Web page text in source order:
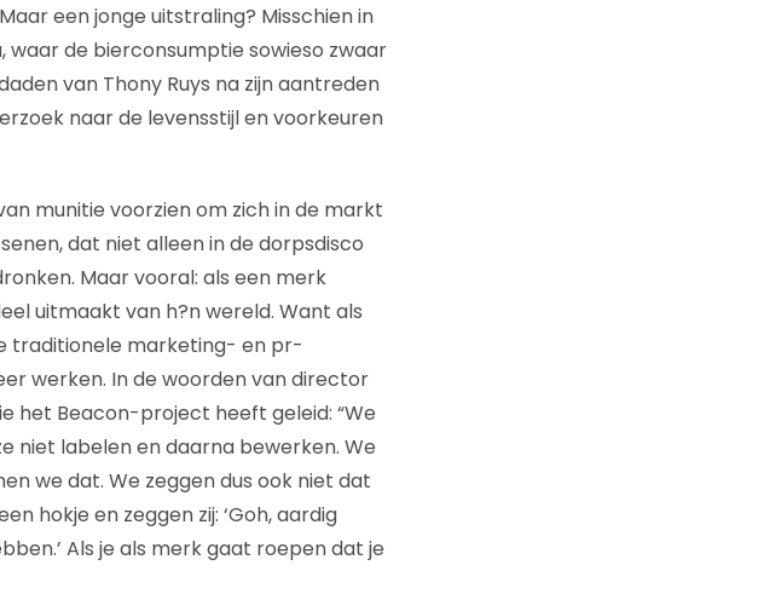
een jonge uitstraling? Misschien in
de bierconsumptie sowieso zwaar
van Thony Ruys na zijn aantreden
naar de levensstijl en voorkeuren
munitie voorzien om zich in de markt
dat niet alleen in de dorpsdisco
Maar vooral: als een merk
uitmaakt van h?n wereld. Want als
traditionele marketing- en pr-
werken. In de woorden van director
het Beacon-project heeft geleid: “We
niet labelen en daarna bewerken. We
we dat. We zeggen dus ook niet dat
hokje en zeggen zij: ‘Goh, aardig
Als je als merk gaat roepen dat je